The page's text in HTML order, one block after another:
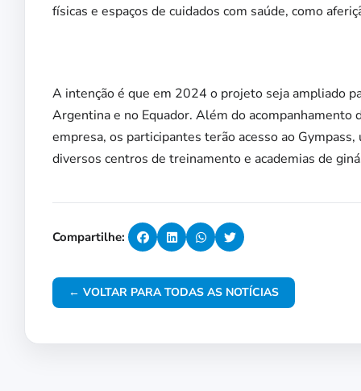
físicas e espaços de cuidados com saúde, como
A intenção é que em 2024 o projeto seja ampliado
Argentina e no Equador. Além do
empresa, os participantes terão acesso ao
diversos centros de treinamento e academias de
Compartilhe:
← VOLTAR PARA TODAS AS NOTÍCIAS